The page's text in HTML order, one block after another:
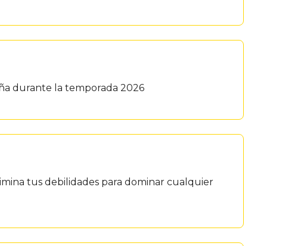
durante la temporada 2026
tus debilidades para dominar cualquier